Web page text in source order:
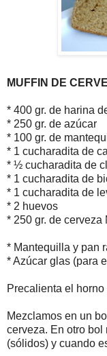
MUFFIN DE
* 400 gr. de harina
* 250 gr. de azúcar
* 100 gr. de
* 1 cucharadita de
* ½ cucharadita de
* 1 cucharadita de
* 1 cucharadita de
* 2 huevos
* 250 gr. de cerveza
* Mantequilla y pan
* Azúcar glas (para
Precalienta el horno
Mezclamos en un
cerveza. En otro
(sólidos) y cuando